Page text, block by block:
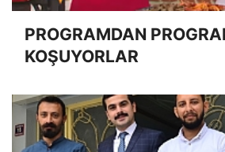
PROGRAMDAN
KOŞUYORLAR